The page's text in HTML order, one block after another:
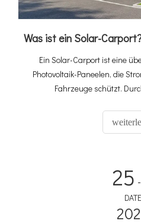
Ein Solar-Carport ist eine
Photovoltaik-Paneelen, die
Fahrzeuge schützt.
entsteht ein vollständiges
das ungenutzten Parkplatz in
und der Solar-Carport-Markt bis
% CAGR auf 2,67 Milliarden
integrierte Lösungen schnell
und öffentliche
25
DATE